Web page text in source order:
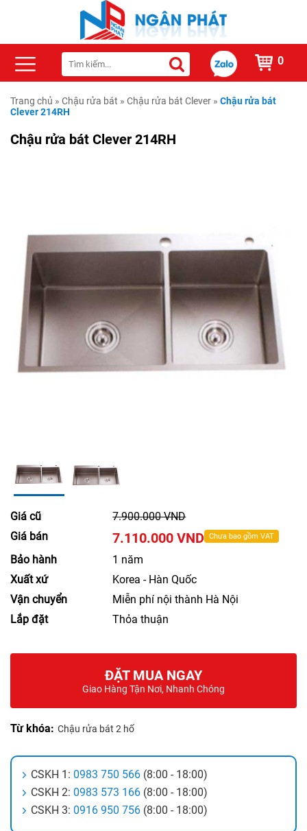
0
Trang chủ » Chậu rửa bát » Chậu rửa bát Clever » Chậu rửa bát
Clever 214RH
Chậu rửa bát Clever 214RH
Giá cũ
7.900.000 VND
Giá bán
7.110.000 VND Chưa bao gồm VAT
Bảo hành
1 năm
Xuất xứ
Korea - Hàn Quốc
Vận chuyển
Miễn phí nội thành Hà Nội
Lắp đặt
Thỏa thuận
ĐẶT MUA NGAY
Giao Hàng Tận Nơi, Nhanh Chóng
Từ khóa: Chậu rửa bát 2 hố
CSKH 1: 0983 750 566 (8:00 - 18:00)
CSKH 2: 0983 573 166 (8:00 - 18:00)
CSKH 3: 0916 950 756 (8:00 - 18:00)